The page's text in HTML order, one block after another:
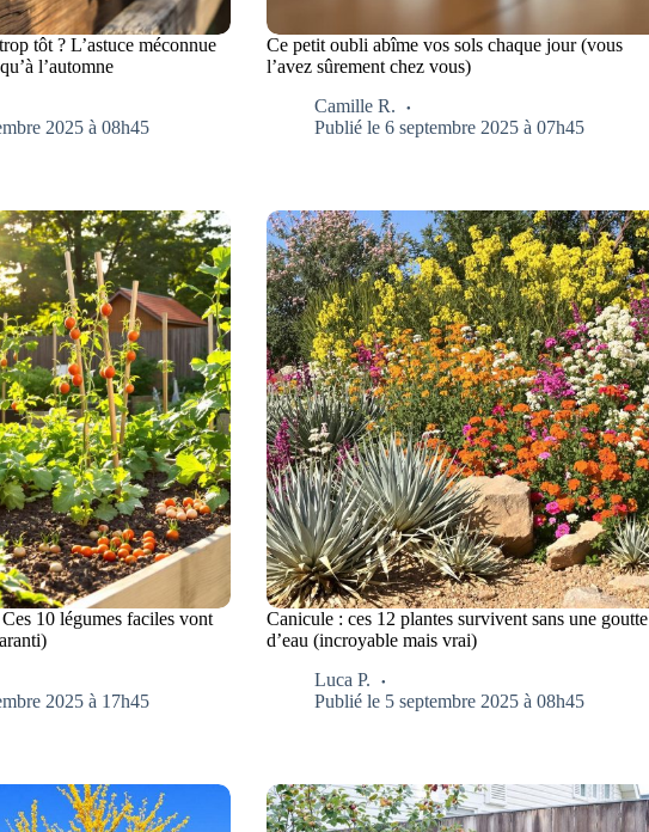
tôt ? L’astuce méconnue
l’automne
2025 à 08h45
Ce petit oubli abîme vos sols chaque jour (vous
l’avez sûrement chez vous)
Camille R.
Publié le 6 septembre 2025 à 07h45
10 légumes faciles vont
2025 à 17h45
Canicule : ces 12 plantes survivent sans une goutte
d’eau (incroyable mais vrai)
Luca P.
Publié le 5 septembre 2025 à 08h45